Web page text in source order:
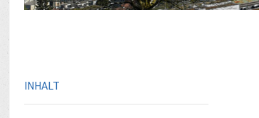
INHALT